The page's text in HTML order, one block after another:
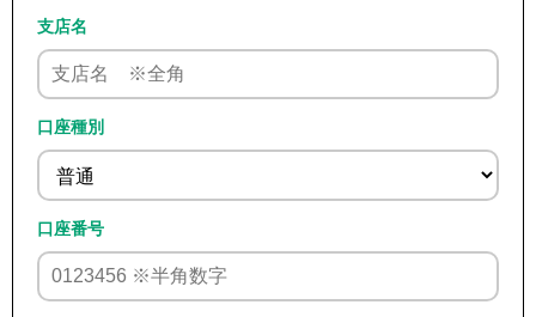
支店名
口座種別
口座番号